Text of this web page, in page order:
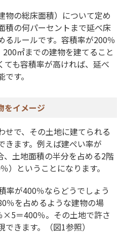
物の総床面積）について定め
積の何パーセントまで延べ床
るルールです。容積率が200％
㎡までの建物を建てること
ても容積率が高ければ、延べ
す。
をイメージ
せで、その土地に建てられる
きます。例えば建ぺい率が
土地面積の半分を占める2階
ということになります。
率が400％ならどうでしょう
を占めるような建物の場
×5＝400％。その土地で許さ
きます。（図1参照）